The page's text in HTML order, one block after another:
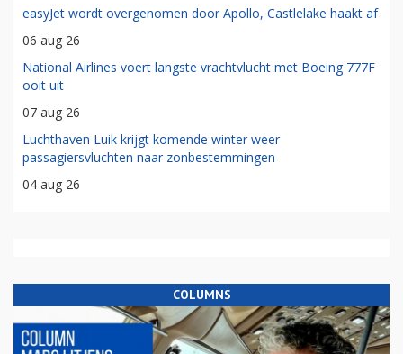
easyJet wordt overgenomen door Apollo, Castlelake haakt af
06 aug 26
National Airlines voert langste vrachtvlucht met Boeing 777F
ooit uit
07 aug 26
Luchthaven Luik krijgt komende winter weer
passagiersvluchten naar zonbestemmingen
04 aug 26
COLUMNS